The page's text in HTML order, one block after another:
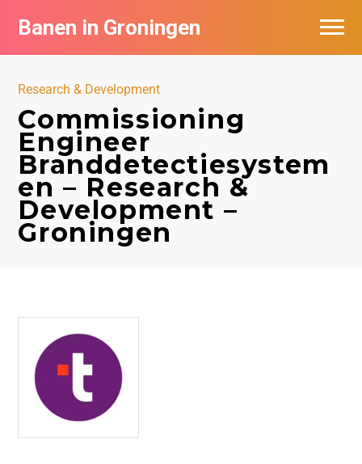
Banen in Groningen
Research & Development
Commissioning
Engineer
Branddetectiesystem
en – Research &
Development –
Groningen
Vacatures per bedrijf
De populairste vacatures in Groningen
Nieuwsbrief feed